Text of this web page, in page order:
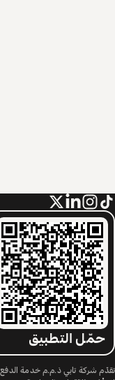
حمّل التطبيق
تقدّم شركة تابي ذ.م.م خدمة الدفع